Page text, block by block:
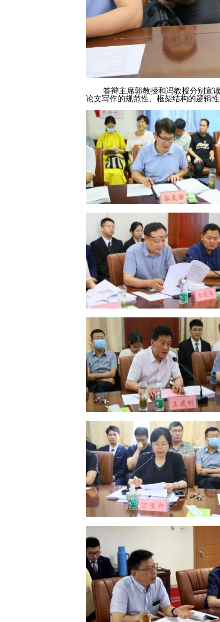
答辩主席郭教授和冯教授分别宣读
论文写作的规范性、框架结构的逻辑